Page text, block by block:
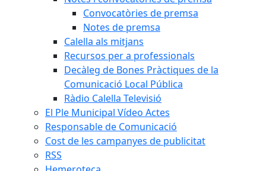
Convocatòries de premsa
Notes de premsa
Calella als mitjans
Recursos per a professionals
Decàleg de Bones Pràctiques de la
Comunicació Local Pública
Ràdio Calella Televisió
El Ple Municipal Vídeo Actes
Responsable de Comunicació
Cost de les campanyes de publicitat
RSS